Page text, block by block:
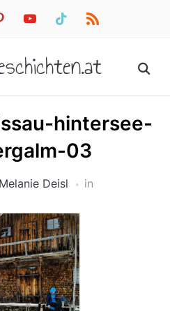
youtube tiktok rss
hintersee-
03
Melanie Deisl in